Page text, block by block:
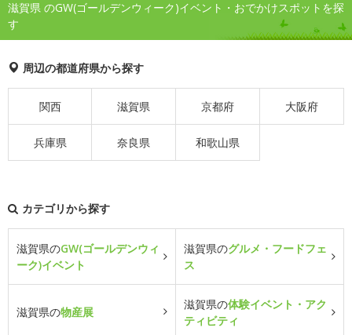
滋賀県 のGW(ゴールデンウィーク)イベント・おでかけスポットを探
す
周辺の都道府県から探す
関西 滋賀県 京都府 大阪府
兵庫県 奈良県 和歌山県
カテゴリから探す
滋賀県のGW(ゴールデンウィ
ーク)イベント
滋賀県のグルメ・フードフェ
ス
滋賀県の物産展
滋賀県の体験イベント・アク
ティビティ